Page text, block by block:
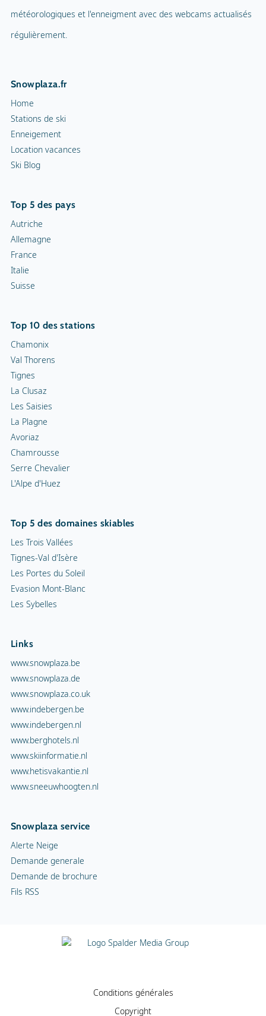
météorologiques et l'enneigment avec des webcams actualisés
régulièrement.
Snowplaza.fr
Home
Stations de ski
Enneigement
Location vacances
Ski Blog
Top 5 des pays
Autriche
Allemagne
France
Italie
Suisse
Top 10 des stations
Chamonix
Val Thorens
Tignes
La Clusaz
Les Saisies
La Plagne
Avoriaz
Chamrousse
Serre Chevalier
L'Alpe d'Huez
Top 5 des domaines skiables
Les Trois Vallées
Tignes-Val d'Isère
Les Portes du Soleil
Evasion Mont-Blanc
Les Sybelles
Links
www.snowplaza.be
www.snowplaza.de
www.snowplaza.co.uk
www.indebergen.be
www.indebergen.nl
www.berghotels.nl
www.skiinformatie.nl
www.hetisvakantie.nl
www.sneeuwhoogten.nl
Snowplaza service
Alerte Neige
Demande generale
Demande de brochure
Fils RSS
Conditions générales
Copyright